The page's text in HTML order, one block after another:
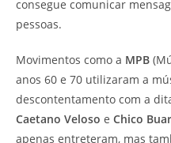
consegue comunicar
pessoas.
Movimentos como a MPB
anos 60 e 70 utilizaram a
descontentamento com a
Caetano Veloso e Chico
apenas entreteram, mas